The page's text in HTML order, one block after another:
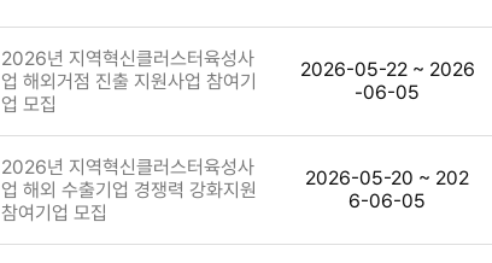
2026년 지역혁신클러스터육성사
업 해외거점 진출 지원사업 참여기
업 모집
2026-05-22 ~ 2026
-06-05
2026년 지역혁신클러스터육성사
업 해외 수출기업 경쟁력 강화지원
참여기업 모집
2026-05-20 ~ 202
6-06-05